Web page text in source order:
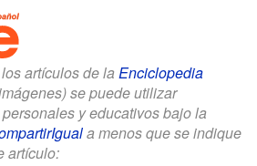
artículos de la Enciclopedia
se puede utilizar
y educativos bajo la
a menos que se indique
artículo: